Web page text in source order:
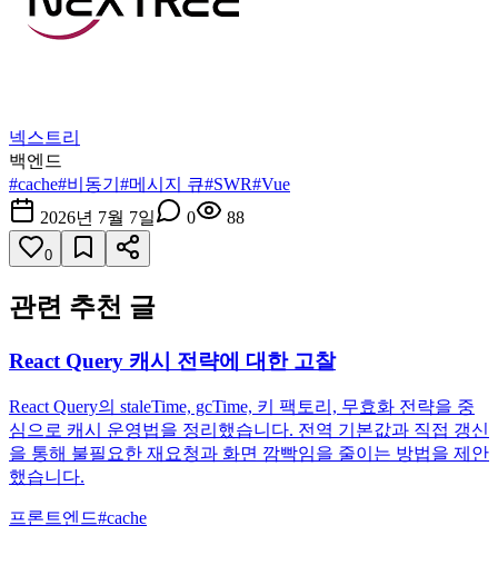
넥스트리
백엔드
#cache#비동기 #메시지 큐#SWR#Vue
2026년 7월 7일
0 88
0
관련 추천 글
React Query 캐시 전략에 대한 고찰
React Query의 staleTime, gcTime, 키 팩토리, 무효화 전략을 중
심으로 캐시 운영법을 정리했습니다. 전역 기본값과 직접 갱신
을 통해 불필요한 재요청과 화면 깜빡임을 줄이는 방법을 제안
했습니다.
프론트엔드#cache